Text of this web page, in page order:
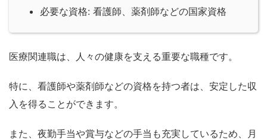
必要な資格: 看護師、薬剤師などの国家資格
医療関連職は、人々の健康を支える重要な職種です。
特に、看護師や薬剤師などの資格を持つ者は、安定した収
入を得ることができます。
また、夜勤手当や賞与などの手当も充実しているため、月